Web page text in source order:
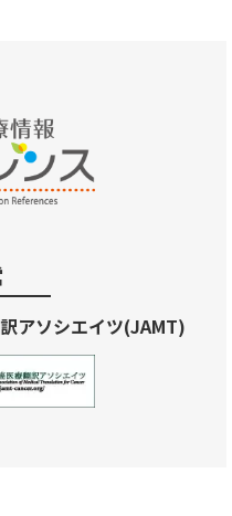
アソシエイツ(JAMT)